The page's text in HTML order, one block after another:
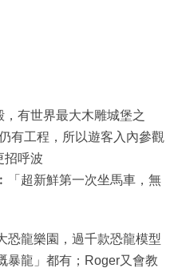
有世界最大木雕城堡之
有工程，所以遊客入內參觀
招呼波
「超新鮮第一次坐馬車，無
恐龍樂園，過千款恐龍模型
暴龍」都有；Roger又會教